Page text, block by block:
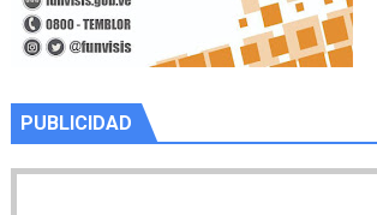
PUBLICIDAD